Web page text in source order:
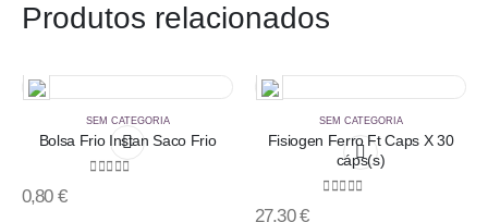
Produtos relacionados
SEM CATEGORIA
Bolsa Frio Instan Saco Frio
0,80 €
SEM CATEGORIA
Fisiogen Ferro Ft Caps X 30
cáps(s)
27,30€